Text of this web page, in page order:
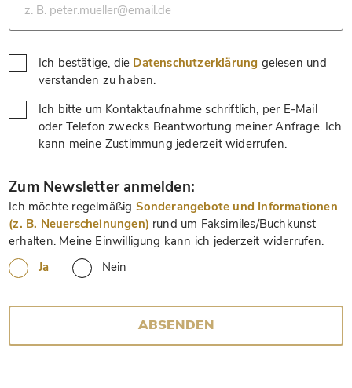
Ich bestätige, die Datenschutzerklärung gelesen und
verstanden zu haben.
Ich bitte um Kontaktaufnahme schriftlich, per E-Mail
oder Telefon zwecks Beantwortung meiner Anfrage. Ich
kann meine Zustimmung jederzeit widerrufen.
Zum Newsletter anmelden:
Ich möchte regelmäßig Sonderangebote und Informationen
(z. B. Neuerscheinungen) rund um Faksimiles/Buchkunst
erhalten. Meine Einwilligung kann ich jederzeit widerrufen.
Ja
Nein
ABSENDEN